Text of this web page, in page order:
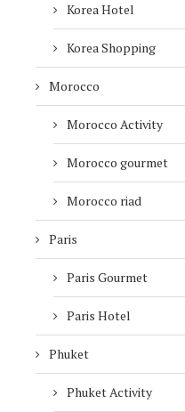
Korea Hotel
Korea Shopping
Morocco
Morocco Activity
Morocco gourmet
Morocco riad
Paris
Paris Gourmet
Paris Hotel
Phuket
Phuket Activity